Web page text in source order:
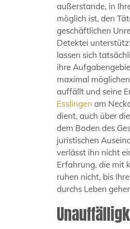
außerstande, in
möglich ist, den
geschäftlichen
Detektei
lassen sich
ihre
maximal
auffällt und seine
Esslingen am
dient, auch über
dem Boden des
juristischen
verlässt ihn nicht
Erfahrung, die mit
ruhen nicht, bis
durchs Leben